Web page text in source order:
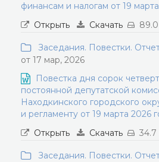
финансам и налогам от 19
Открыть
Скачать
Заседания. Повестки.
от 17 мар, 2026
Повестка дня сорок
постоянной депутатской
Находкинского городского
и регламенту от 19 марта 2026
Открыть
Скачать
Заседания. Повестки.